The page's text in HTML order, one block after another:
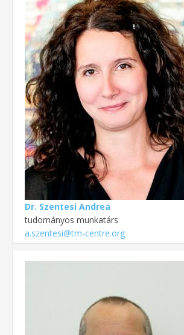
Dr. Szentesi Andrea
tudományos munkatárs
a.szentesi@tm-centre.org